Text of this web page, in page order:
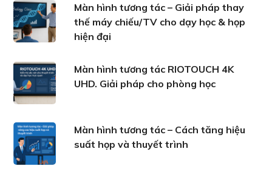
Màn hình tương tác – Giải pháp thay
thế máy chiếu/TV cho dạy học & họp
hiện đại
Màn hình tương tác RIOTOUCH 4K
UHD. Giải pháp cho phòng học
Màn hình tương tác – Cách tăng hiệu
suất họp và thuyết trình